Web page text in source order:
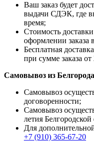
Ваш заказ будет
выдачи СДЭК, где
время;
Стоимость
оформлении заказа
Бесплатная
при сумме заказа
Самовывоз из Белгорода
Самовывоз
договоренности;
Самовывоз
летия Белгородской
Для
+7 (910) 365-67-20